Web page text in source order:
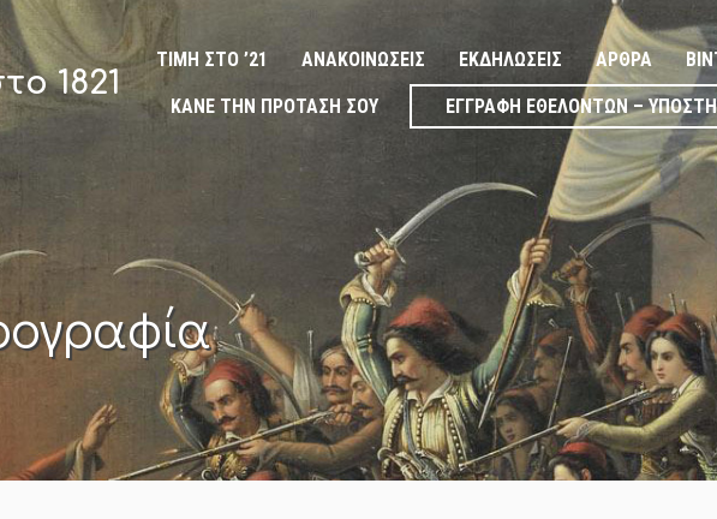
1821
ΤΙΜΉ ΣΤΟ ’21 ΑΝΑΚΟΙΝΏΣΕΙΣ ΕΚΔΗΛΏΣΕΙΣ ΆΡΘΡΑ
ΚΆΝΕ ΤΗΝ ΠΡΌΤΑΣΉ ΣΟΥ ΕΓΓΡΑΦΉ ΕΘΕΛΟΝΤΏΝ –